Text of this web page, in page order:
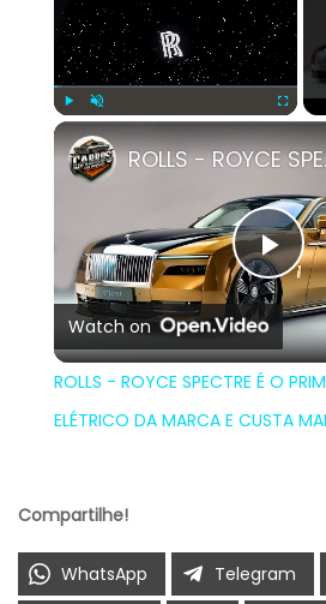
Play Unmute
ROLLS - ROYCE
Watch on
ROLLS - ROYCE SPECTRE É O
ELÉTRICO DA MARCA E CUSTA
Compartilhe!
WhatsApp Telegram